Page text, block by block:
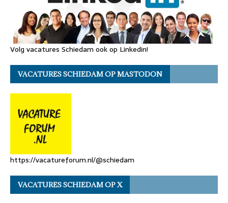
Volg vacatures Schiedam ook op Linkedin!
VACATURES SCHIEDAM OP MASTODON
https://vacatureforum.nl/@schiedam
VACATURES SCHIEDAM OP X